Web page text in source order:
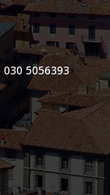
Blog
Contatti
030 5056393